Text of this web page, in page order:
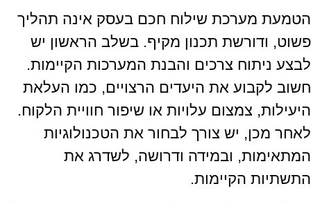
הטמעת מערכת שילוח חכם בעסק אינה תהליך
פשוט, ודורשת תכנון מקיף. בשלב הראשון יש
לבצע ניתוח צרכים והבנת המערכות הקיימות.
חשוב לקבוע את היעדים הרצויים, כמו העלאת
היעילות, צמצום עלויות או שיפור חוויית הלקוח.
לאחר מכן, יש צורך לבחור את הטכנולוגיות
המתאימות, ובמידה ודרושה, לשדרג את
התשתיות הקיימות.